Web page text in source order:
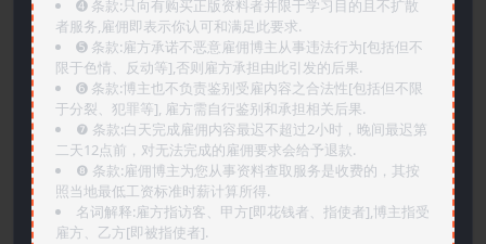
➍️ 条款:只向有购买正版资料者并限于学习目的且不扩散
者服务,雇佣即表示你认可和满足此要求.
➎ 条款:雇方承诺不恶意雇佣博主从事违法行为[包括但不
限于色情、反动等],否则雇方承担由此引发的后果.
➏️ 条款:博主也不负责鉴别受雇内容之合法性[包括但不限
于分裂、犯罪等], 雇方需自行鉴别和承担相关后果.
❼ 条款:白天完成雇佣内容最迟不超过2小时，晚间最迟第
二天12点前，对无法完成的雇佣要求会给予退款.
❽ 条款:雇佣博主为您从事资料查取服务是收费的，其按
照当地最低工资标准时薪计算所得.
名词解释:雇方指访客、甲方[即花钱者、指使者],博主指受
雇方、乙方[即被指使者].